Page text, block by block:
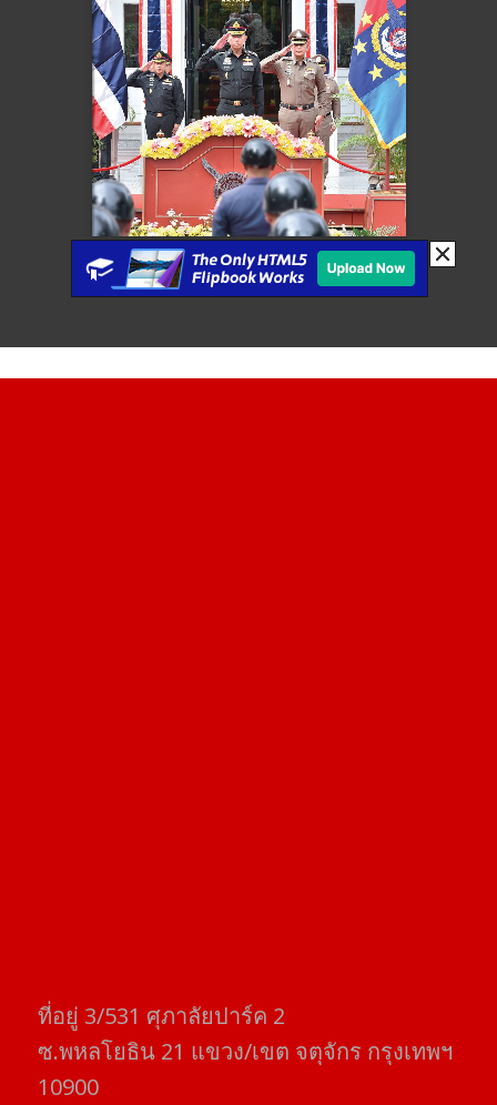
ที่อยู่​ 3/531​ ศุภาลัยปาร์ค​ 2
ซ.พหลโยธิน​ 21​ แขวง/เขต​ จตุจักร​ กรุงเทพฯ
10900